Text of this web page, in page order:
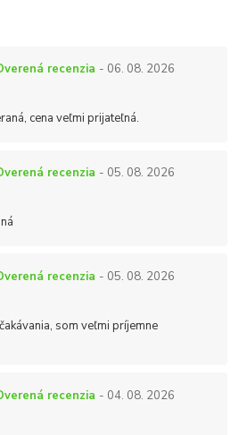
recenzia - 06. 08. 2026
cena veľmi prijateľná.
recenzia - 05. 08. 2026
recenzia - 05. 08. 2026
som veľmi príjemne
recenzia - 04. 08. 2026